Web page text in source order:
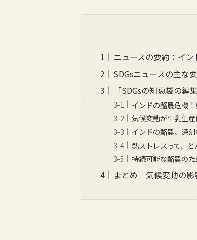
ニュースの要約：イ
SDGsニュースの主な
「SDGsの知恵袋の編
インドの酪農危機
気候変動が牛乳生
インドの酪農、深
熱ストレスって、ど
持続可能な酪農の
まとめ｜気候変動の